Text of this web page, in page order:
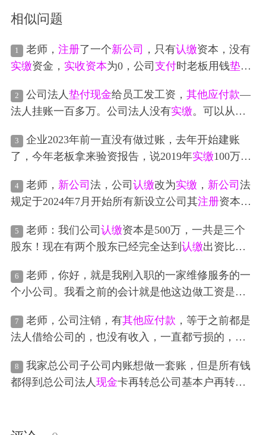
相似问题
1 老师， 注册了一个新公司 ，只有认缴资本，没有
实缴资金， 实收资本为0，公司 支付时老板用钱垫付
样做合适吗？
2 公司法人垫付现金给员工发工资， 其他应付款—
法人挂账一百多万。公司法人没有实缴。可以从企
放的工资需要哪些附件作为凭证
3
企业2023年前一直没有做过账，去年开始建账
了，今年老板拿来验资报告，说2019年实缴100万入
啊，关键是19年的银行账补不起来了，但确实有回
单证明 实缴了，借方我不知道用什么科目来过渡，
现在账上的资产包括 其他应付款
还有所有者权益都
动不了
4 老师， 新公司 法，公司 认缴改为实缴， 新公司 法
规定于2024年7月开始所有新设立公司其注册资本必
以前注册的公司呢？
5 老师：我们公司 认缴资本是500万，一共是三个
股东！现在有两个股东已经完全达到 认缴出资比例
钱！所以现在新公司法不是规定五年内必须实缴注
册 资本吗？所以我的问题是：那两个超过认缴比例
的股东做账的时候是继续做 实收资本
，还是超出比
例做资本公积？全做 实收资本
的话就可以立即满足
6
老师，你好，就是我刚入职的一家维修服务的一
个小公司。我看之前的会计就是他这边做工资是直
法人。这样是可以的吗？这家，因为虽然说开了
票，但多数都是给的现金，因为是维修电器管道啥
的大多给现金或者微信支付。很少会转到公户上，j
就导致 现金 会更多， 银行 可能就几百几千这样子。
7 老师，公司注销，有其他应付款 ，等于之前都是
法人借给公司的，也没有收入，一直都亏损的，账
，实缴进银行账户，就能还法人钱了，交点印花
税，这种可以吧？
8
我家总公司子公司内账想做一套账，但是所有钱
都得到总公司法人现金卡再转总公司基本户再转子
卡用一张就行吧2.法人存入总公司